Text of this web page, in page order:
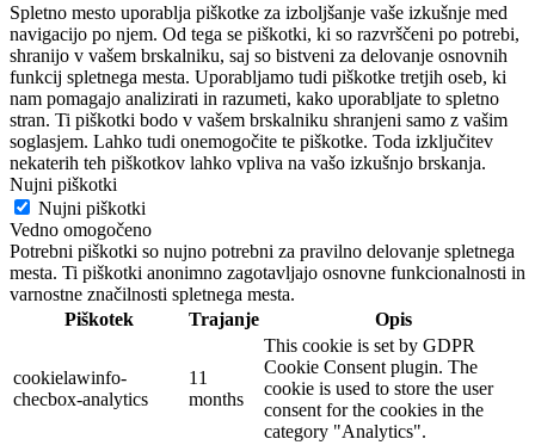
Spletno mesto uporablja piškotke za izboljšanje vaše izkušnje med
navigacijo po njem. Od tega se piškotki, ki so razvrščeni po potrebi,
shranijo v vašem brskalniku, saj so bistveni za delovanje osnovnih
funkcij spletnega mesta. Uporabljamo tudi piškotke tretjih oseb, ki
nam pomagajo analizirati in razumeti, kako uporabljate to spletno
stran. Ti piškotki bodo v vašem brskalniku shranjeni samo z vašim
soglasjem. Lahko tudi onemogočite te piškotke. Toda izključitev
nekaterih teh piškotkov lahko vpliva na vašo izkušnjo brskanja.
Nujni piškotki
Nujni piškotki
Vedno omogočeno
Potrebni piškotki so nujno potrebni za pravilno delovanje spletnega
mesta. Ti piškotki anonimno zagotavljajo osnovne funkcionalnosti in
varnostne značilnosti spletnega mesta.
Piškotek
Trajanje Opis
cookielawinfo-
checbox-analytics
11
months
This cookie is set by GDPR
Cookie Consent plugin. The
cookie is used to store the user
consent for the cookies in the
category "Analytics".